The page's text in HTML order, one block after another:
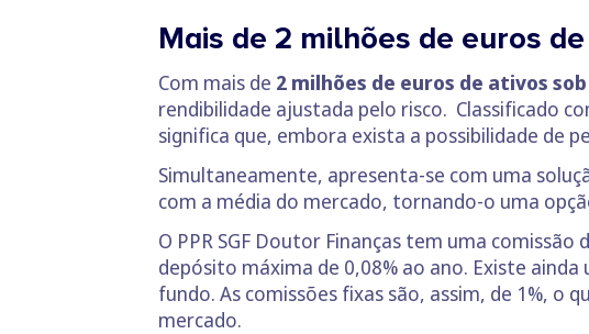
Mais de 2 milhões de euros
Com mais de 2 milhões de euros de ativos
rendibilidade ajustada pelo risco. Classificado
significa que, embora exista a possibilidade de
Simultaneamente, apresenta-se com uma
com a média do mercado, tornando-o uma
O PPR SGF Doutor Finanças tem uma
depósito máxima de 0,08% ao ano. Existe
fundo. As comissões fixas são, assim, de 1%, o
mercado.